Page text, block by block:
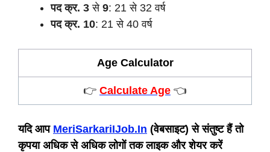
पद क्र. 3 से 9: 21 से 32 वर्ष
पद क्र. 10: 21 से 40 वर्ष
Age Calculator
👉 Calculate Age 👈
यदि आप MeriSarkariIJob.In (वेबसाइट) से संतुष्ट हैं तो
कृपया अधिक से अधिक लोगों तक लाइक और शेयर करें